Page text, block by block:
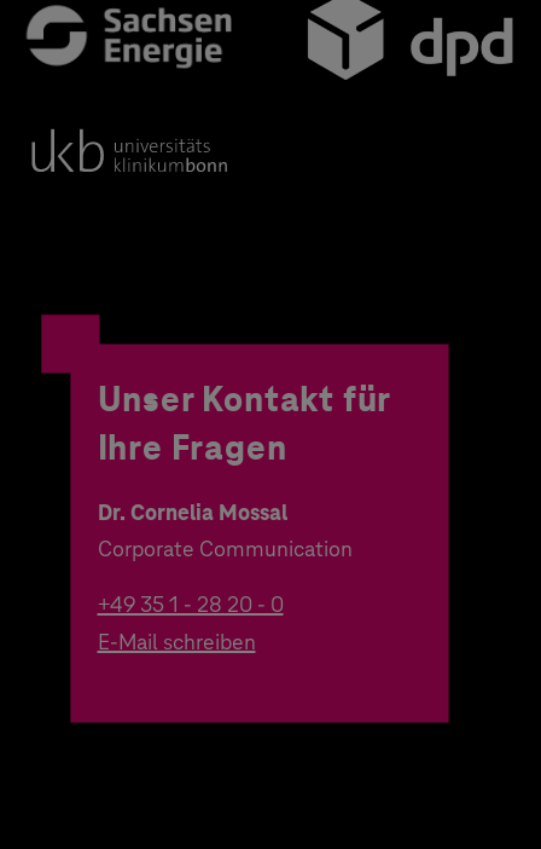
Unser Kontakt für
Ihre Fragen
Dr. Cornelia Mossal
Corporate Communication
+49 35 1 - 28 20 - 0
E-Mail schreiben